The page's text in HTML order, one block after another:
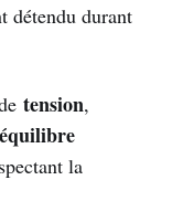
détendu durant
tension,
la